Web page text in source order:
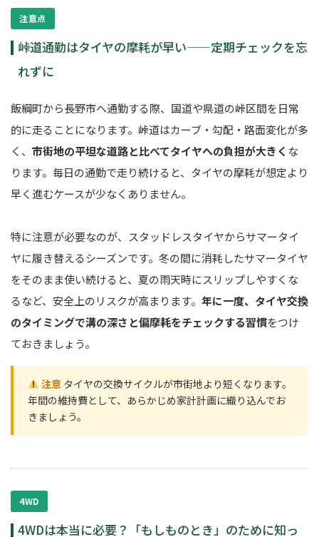
注意点
峠道通勤はタイヤの摩耗が早い——定期チェックを忘
れずに
飯綱町から長野市へ通勤する際、国道や県道の峠区間を日常
的に走ることになります。峠道はカーブ・勾配・路面変化が多
く、 市街地の平坦な道路と比べてタイヤへの負担が大きく な
ります。毎日の通勤で走り続けると、タイヤの摩耗が想定より
早く進むケースが少なくありません。
特に注意が必要なのが、スタッドレスタイヤからサマータイ
ヤに履き替えるシーズンです。冬の間に消耗したサマータイヤ
をそのまま使い続けると、夏の雨天時にスリップしやすくな
るなど、安全上のリスクが高まります。 年に一度、タイヤ交換
のタイミングで溝の深さと偏摩耗をチェックする習慣をつけ
ておきましょう。
注意 タイヤの交換サイクルが市街地より短くなります。
年間の維持費として、あらかじめ家計計画に織り込んでお
きましょう。
4WD
4WDは本当に必要？「もしものとき」のために知っ